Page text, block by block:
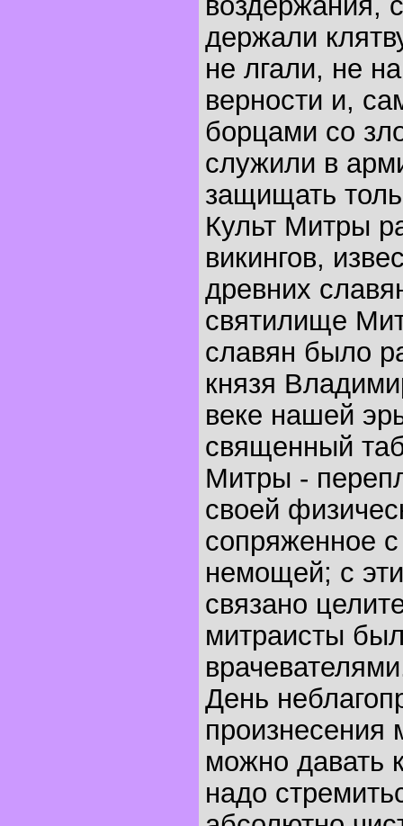
держали
не лгали, не
верности и,
борцами со
служили в
защищать
Культ Митры
викингов,
древних
святилище
славян было
князя
веке нашей
священный
Митры -
своей
сопряженное
немощей; с
связано
митраисты
День
произнесения
можно давать
надо